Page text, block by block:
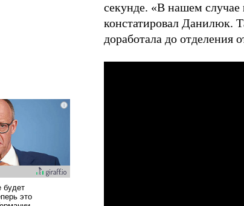
секунде. «В нашем
констатировал Данилюк.
доработала до отделения